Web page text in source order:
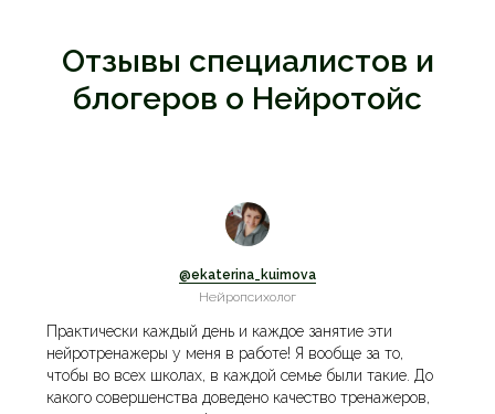
Отзывы специалистов и
блогеров о Нейротойс
@ekaterina_kuimova
Нейропсихолог
Практически каждый день и каждое занятие эти
нейротренажеры у меня в работе! Я вообще за то,
чтобы во всех школах, в каждой семье были такие. До
какого совершенства доведено качество тренажеров,